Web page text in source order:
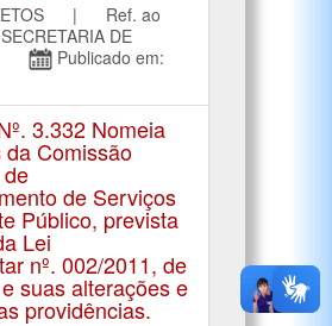
| Ref. ao
DE
|
Publicado em:
3.332 Nomeia
Comissão
de Serviços
Público, prevista
Lei
nº. 002/2011, de
suas alterações e
providências.